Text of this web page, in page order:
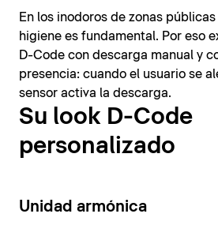
En los inodoros de zonas
higiene es fundamental. Por eso
D-Code con descarga manual y
presencia: cuando el usuario se
sensor activa la descarga.
Su look D-Code
personalizado
14
Unidad armónica